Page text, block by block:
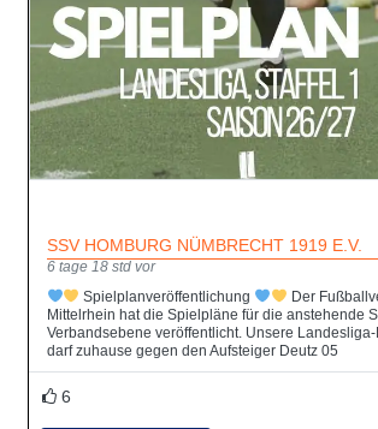
SSV HOMBURG NÜMBRECHT 1919 E.V.
6 tage 18 std vor
Spielplanveröffentlichung
Der
Mittelrhein hat die Spielpläne für die anstehende
Verbandsebene veröffentlicht. Unsere
darf zuhause gegen den Aufsteiger Deutz 05
6